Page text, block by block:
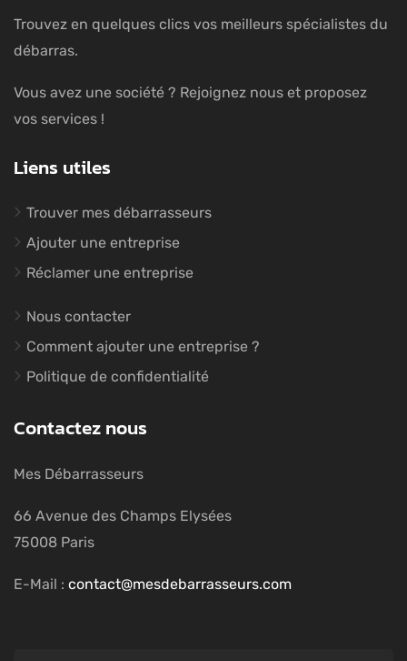
Trouvez en quelques clics vos meilleurs spécialistes du
débarras.
Vous avez une société ? Rejoignez nous et proposez
vos services !
Liens utiles
Trouver mes débarrasseurs
Ajouter une entreprise
Réclamer une entreprise
Nous contacter
Comment ajouter une entreprise ?
Politique de confidentialité
Contactez nous
Mes Débarrasseurs
66 Avenue des Champs Elysées
75008 Paris
E-Mail : contact@mesdebarrasseurs.com